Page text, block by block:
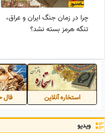
چرا در زمان جنگ ایران و عراق،
تنگه هرمز بسته نشد؟
استخاره آنلاین فال
ویدیو